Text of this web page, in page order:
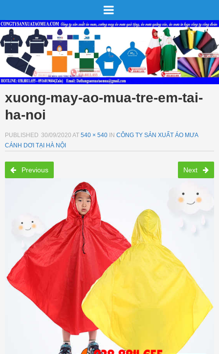
xuong-may-ao-mua-tre-em-tai-
ha-noi
PUBLISHED 30/09/2020 AT 540 × 540 IN CÔNG TY SẢN XUẤT ÁO MƯA
CÁNH DƠI TẠI HÀ NỘI
Previous Next